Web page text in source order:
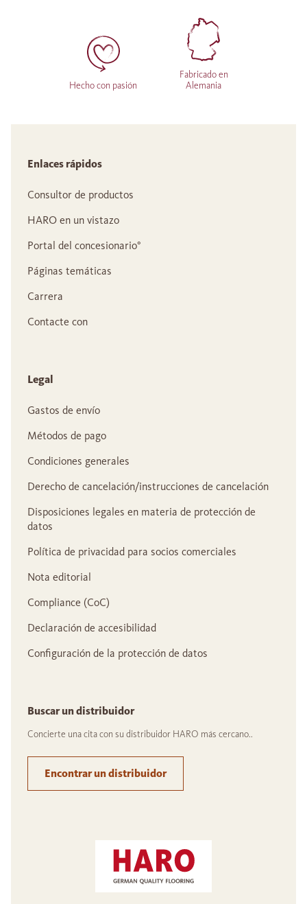
Hecho con pasión
Fabricado en
Alemania
Enlaces rápidos
Consultor de productos
HARO en un vistazo
Portal del concesionario°
Páginas temáticas
Carrera
Contacte con
Legal
Gastos de envío
Métodos de pago
Condiciones generales
Derecho de cancelación/instrucciones de cancelación
Disposiciones legales en materia de protección de
datos
Política de privacidad para socios comerciales
Nota editorial
Compliance (CoC)
Declaración de accesibilidad
Configuración de la protección de datos
Buscar un distribuidor
Concierte una cita con su distribuidor HARO más cercano..
Encontrar un distribuidor